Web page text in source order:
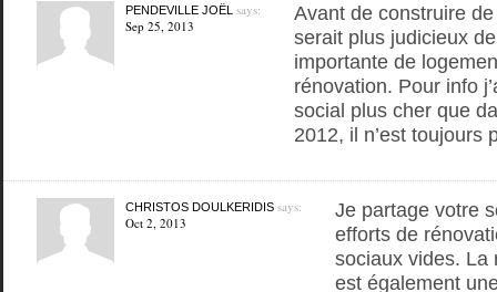
PENDEVILLE JOËL says:
Sep 25, 2013
Avant de construire
serait plus judicieux
importante de
rénovation. Pour info
social plus cher que
2012, il n’est toujours
CHRISTOS DOULKERIDISsays:
Oct 2, 2013
Je partage votre
efforts de
sociaux vides. La
est également